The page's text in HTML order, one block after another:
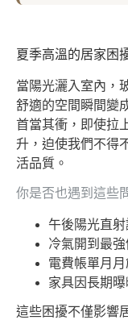
夏季高溫的居家困
當陽光灑入室內，
舒適的空間瞬間變
首當其衝，即使拉
升，迫使我們不得
活品質。
你是否也遇到這些
午後陽光直
冷氣開到最
電費帳單月
家具因長期
這些困擾不僅影響